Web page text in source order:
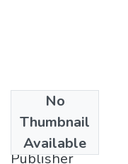
No
Thumbnail
Available
1972
Publisher